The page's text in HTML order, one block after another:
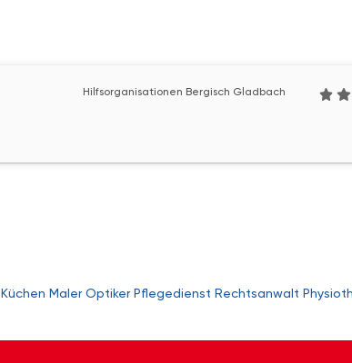
Hilfsorganisationen Bergisch Gladbach
Küchen Maler Optiker Pflegedienst Rechtsanwalt